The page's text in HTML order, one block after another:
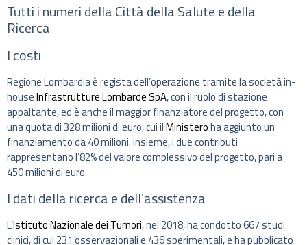
Tutti i numeri della Città della Salute e della
Ricerca
I costi
Regione Lombardia è regista dell’operazione tramite la società in-
houseInfrastrutture Lombarde SpA, con il ruolo di stazione
appaltante, ed è anche il maggior finanziatore del progetto, con
una quota di 328 milioni di euro, cui ilMinisteroha aggiunto un
finanziamento da 40 milioni. Insieme, i due contributi
rappresentano l’82% del valore complessivo del progetto, pari a
450 milioni di euro.
I dati della ricerca e dell’assistenza
L’Istituto Nazionale dei Tumori, nel 2018, ha condotto 667 studi
clinici, di cui 231 osservazionali e 436 sperimentali, e ha pubblicato